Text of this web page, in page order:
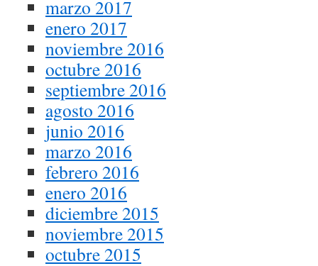
marzo 2017
enero 2017
noviembre 2016
octubre 2016
septiembre 2016
agosto 2016
junio 2016
marzo 2016
febrero 2016
enero 2016
diciembre 2015
noviembre 2015
octubre 2015